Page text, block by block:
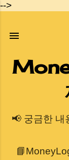
-->
📢 궁금한 내